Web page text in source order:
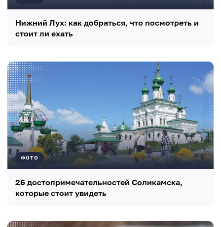
Нижний Лух: как добраться, что посмотреть и
стоит ли ехать
ФОТО
26 достопримечательностей Соликамска,
которые стоит увидеть